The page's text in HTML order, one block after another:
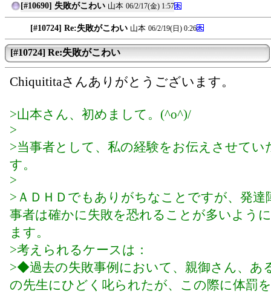
[#10690] 失敗がこわい 山本 06/2/17(金) 1:57
[#10724] Re:失敗がこわい 山本 06/2/19(日) 0:26
[#10724] Re:失敗がこわい
Chiquititaさんありがとうございます。
>山本さん、初めまして。(^o^)/
>
>当事者として、私の経験をお伝えさせてい
す。
>
>ＡＤＨＤでもありがちなことですが、発達
事者は確かに失敗を恐れることが多いよう
ます。
>考えられるケースは：
>◆過去の失敗事例において、親御さん、あ
の先生にひどく叱られたが、この際に体罰